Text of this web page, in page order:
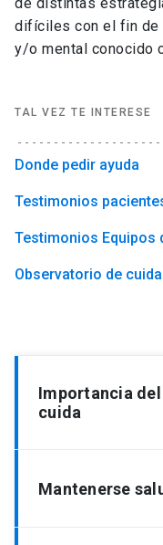
de distintas
difíciles con el fin de
y/o mental conocido
TAL VEZ TE INTERESE
Donde pedir ayuda
Testimonios
Testimonios Equipos
Observatorio de
Importancia
cuida
Cuidar es la labor
acompañamiento
Mantenerse